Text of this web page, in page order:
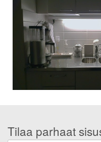
Tilaa parhaat